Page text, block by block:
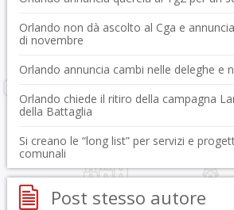
Orlando non dà ascolto al Cga e
di novembre
Orlando annuncia cambi nelle deleghe e
Orlando chiede il ritiro della campagna
della Battaglia
Si creano le “long list” per servizi e
comunali
Post stesso autore